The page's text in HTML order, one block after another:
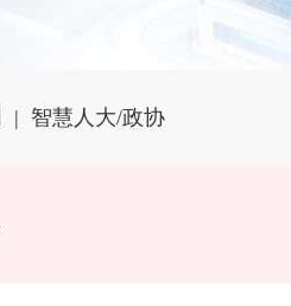
| 智慧人大/政协